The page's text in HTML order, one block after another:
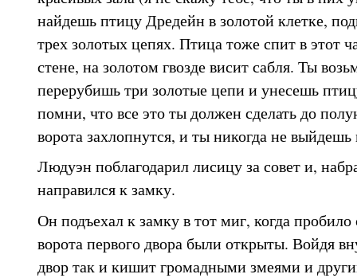
найдешь птицу Дредейн в золотой клетке,
трех золотых цепях. Птица тоже спит в этот
стене, на золотом гвозде висит сабля. Ты
перерубишь три золотые цепи и унесешь
помни, что все это ты должен сделать до
ворота захлопнутся, и ты никогда не выйдешь
Людуэн поблагодарил лисицу за совет и,
направился к замку.
Он подъехал к замку в тот миг, когда пробило
ворота первого двора были открыты. Войдя
двор так и кишит громадными змеями и